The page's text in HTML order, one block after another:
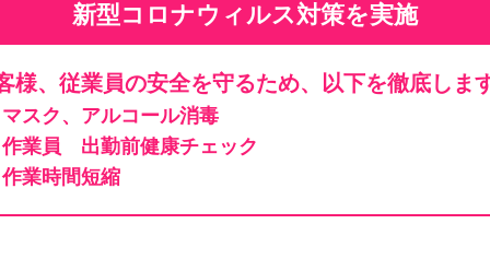
新型コロナウィルス対策を実施
様、従業員の安全を守るため、以下を徹底しま
マスク、アルコール消毒
作業員 出勤前健康チェック
作業時間短縮